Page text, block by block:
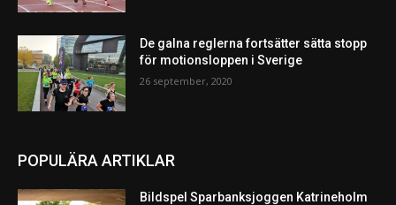
De galna reglerna fortsätter sätta stopp
för motionsloppen i Sverige
26 september, 2020
POPULÄRA ARTIKLAR
Bildspel Sparbanksjoggen Katrineholm